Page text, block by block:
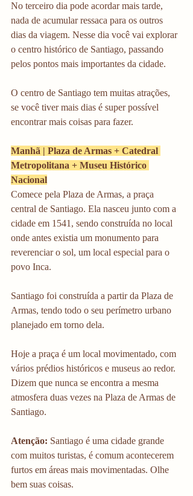
No terceiro dia pode acordar mais tarde,
nada de acumular ressaca para os outros
dias da viagem. Nesse dia você vai explorar
o centro histórico de Santiago, passando
pelos pontos mais importantes da cidade.
O centro de Santiago tem muitas atrações,
se você tiver mais dias é super possível
encontrar mais coisas para fazer.
Manhã | Plaza de Armas + Catedral
Metropolitana + Museu Histórico
Nacional
Comece pela Plaza de Armas, a praça
central de Santiago. Ela nasceu junto com a
cidade em 1541, sendo construída no local
onde antes existia um monumento para
reverenciar o sol, um local especial para o
povo Inca.
Santiago foi construída a partir da Plaza de
Armas, tendo todo o seu perímetro urbano
planejado em torno dela.
Hoje a praça é um local movimentado, com
vários prédios históricos e museus ao redor.
Dizem que nunca se encontra a mesma
atmosfera duas vezes na Plaza de Armas de
Santiago.
Atenção: Santiago é uma cidade grande
com muitos turistas, é comum acontecerem
furtos em áreas mais movimentadas. Olhe
bem suas coisas.